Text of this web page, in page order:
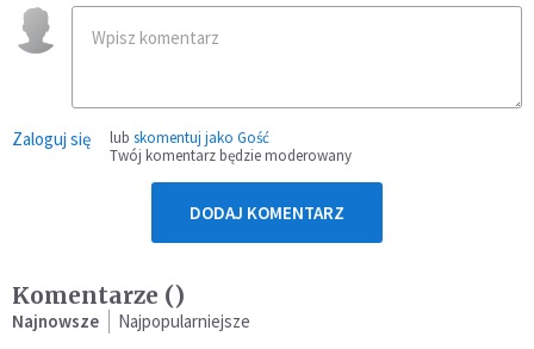
Zaloguj się lub skomentuj jako Gość
Twój komentarz będzie moderowany
DODAJ KOMENTARZ
Komentarze ()
Najnowsze Najpopularniejsze